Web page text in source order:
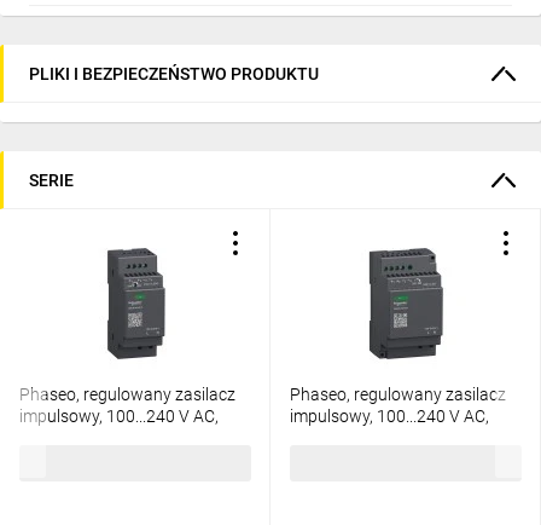
PLIKI I BEZPIECZEŃSTWO PRODUKTU
SERIE
Phaseo, regulowany zasilacz
impulsowy, 100...240 V AC,
Phaseo, regulowany zasilacz
impulsowy, 100...240 V AC,